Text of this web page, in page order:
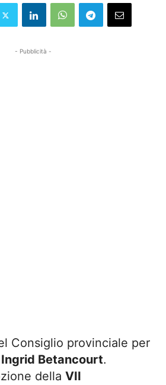
- Pubblicità -
Consiglio provinciale per
Ingrid Betancourt.
della VII